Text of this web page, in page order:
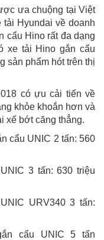
ưa chuộng tại Việt
tải Hyundai về doanh
cẩu Hino rất đa dạng
xe tải Hino gắn cẩu
sản phẩm hót trên thị
có ựu cải tiến về
khỏe khoắn hơn và
xế bớt căng thẳng.
cẩu UNIC 2 tấn: 560
3 tấn: 630 triệu
URV340 3 tấn:
cẩu UNIC 5 tấn